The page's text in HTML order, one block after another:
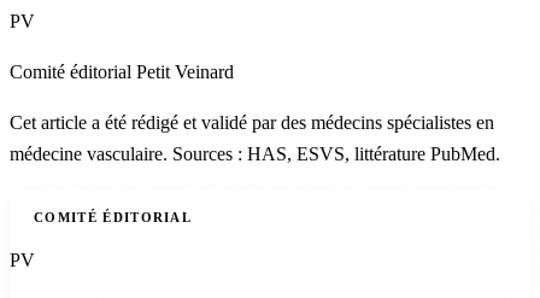
PV
Comité éditorial Petit Veinard
Cet article a été rédigé et validé par des médecins spécialistes en
médecine vasculaire. Sources : HAS, ESVS, littérature PubMed.
COMITÉ ÉDITORIAL
PV